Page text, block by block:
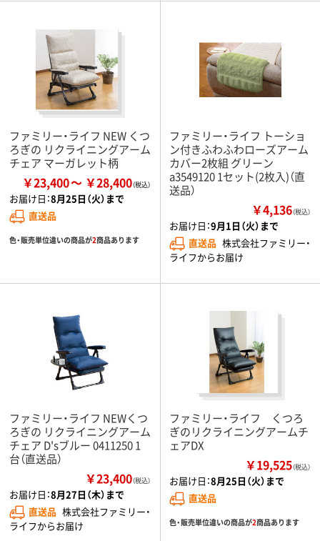
ファミリー・ライフ NEW くつ
ろぎの リクライニングアーム
チェア マーガレット柄
￥23,400 ￥28,400
お届け日：8月25日（火）まで
直送品
色・販売単位違いの商品が2商品あります
ファミリー・ライフ トーショ
ン付きふわふわローズアーム
カバー2枚組 グリーン
a3549120 1セット(2枚入)（直
送品）
￥4,136（税込）
お届け日：9月1日（火）まで
直送品 株式会社ファミリー・
ライフからお届け
ファミリー・ライフ NEWくつ
ろぎの リクライニングアーム
チェア D'sブルー 0411250 1
台（直送品）
￥23,400（税込）
お届け日：8月27日（木）まで
直送品 株式会社ファミリー・
ライフからお届け
ファミリー・ライフ くつろ
ぎのリクライニングアームチ
ェアDX
￥19,525（税込）
お届け日：8月25日（火）まで
直送品
色・販売単位違いの商品が2商品あります